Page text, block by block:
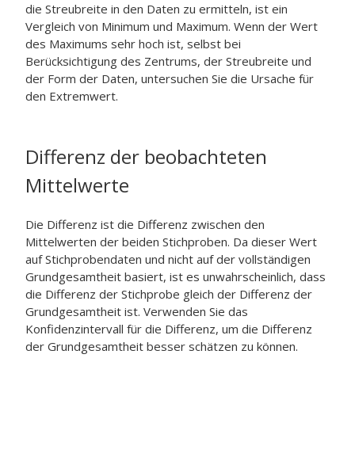
die Streubreite in den Daten zu ermitteln, ist ein
Vergleich von Minimum und Maximum. Wenn der Wert
des Maximums sehr hoch ist, selbst bei
Berücksichtigung des Zentrums, der Streubreite und
der Form der Daten, untersuchen Sie die Ursache für
den Extremwert.
Differenz der beobachteten
Mittelwerte
Die Differenz ist die Differenz zwischen den
Mittelwerten der beiden Stichproben. Da dieser Wert
auf Stichprobendaten und nicht auf der vollständigen
Grundgesamtheit basiert, ist es unwahrscheinlich, dass
die Differenz der Stichprobe gleich der Differenz der
Grundgesamtheit ist. Verwenden Sie das
Konfidenzintervall für die Differenz, um die Differenz
der Grundgesamtheit besser schätzen zu können.